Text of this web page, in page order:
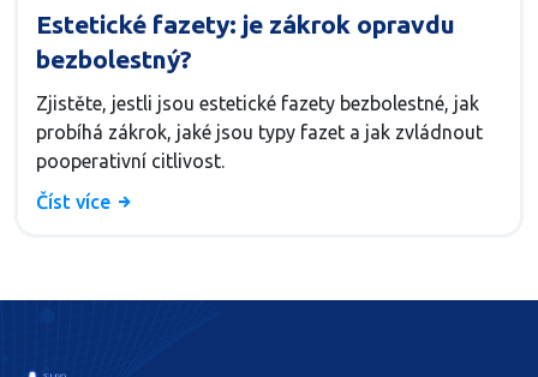
Estetické fazety: je zákrok opravdu
bezbolestný?
Zjistěte, jestli jsou estetické fazety bezbolestné, jak
probíhá zákrok, jaké jsou typy fazet a jak zvládnout
pooperativní citlivost.
Číst více